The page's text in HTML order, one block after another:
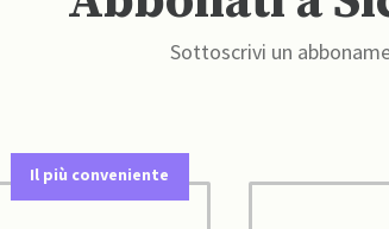
Sottoscrivi un
Il più conveniente